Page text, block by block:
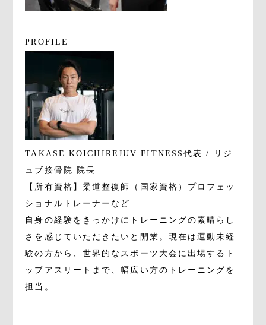
PROFILE
TAKASE KOICHI REJUV FITNESS代表 / リジ
ュブ接骨院 院長
【所有資格】柔道整復師（国家資格）プロフェッ
ショナルトレーナーなど
自身の経験をきっかけにトレーニングの素晴らし
さを感じていただきたいと開業。現在は運動未経
験の方から、世界的なスポーツ大会に出場するト
ップアスリートまで、幅広い方のトレーニングを
担当。